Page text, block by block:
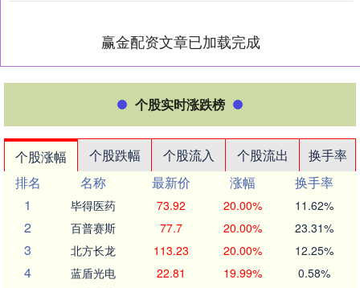
赢金配资文章已加载完成
个股实时涨跌榜
个股涨幅 个股跌幅 个股流入 个股流出
换手率
排名
名称 最新价 涨幅
换手率
1
毕得医药 73.92 20.00% 11.62%
2 百普赛斯 77.7 20.00% 23.31%
3 北方长龙 113.23 20.00% 12.25%
4 蓝盾光电 22.81 19.99% 0.58%